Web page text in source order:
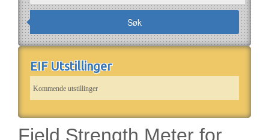
Søk
EIF Utstillinger
Kommende utstillinger
Field Strength Meter for